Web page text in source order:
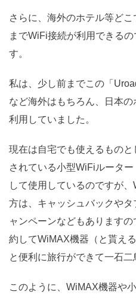
さらに、海外のホテル等ど
までWiFi接続が利用できる
す。
私は、少し前までこの「
など海外はもちろん、日本
利用していました。
現在は自宅でも使えるもの
されている小型WiFiルータ
して使用しているのですが
方は、キャッシュバックや
ャンペーンなどもあります
約してWiMAX機器（と貰え
と便利に旅行ができて一石二
このように、WiMAX機器や